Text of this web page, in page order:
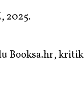
2025.
Booksa.hr,